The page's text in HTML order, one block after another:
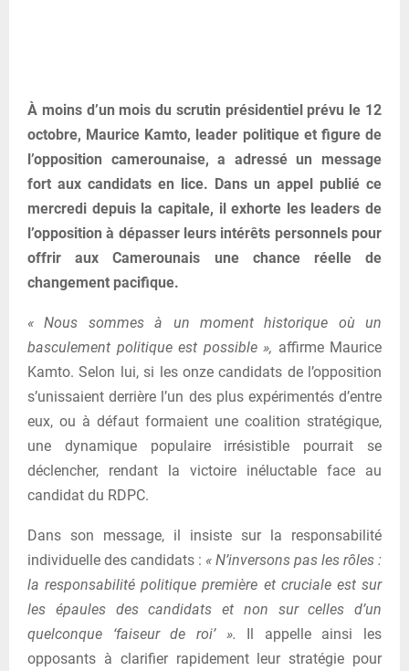
À moins d’un mois du scrutin présidentiel prévu le 12
octobre, Maurice Kamto, leader politique et figure de
l’opposition camerounaise, a adressé un message
fort aux candidats en lice. Dans un appel publié ce
mercredi depuis la capitale, il exhorte les leaders de
l’opposition à dépasser leurs intérêts personnels pour
offrir aux Camerounais une chance réelle de
changement pacifique.
« Nous sommes à un moment historique où un
basculement politique est possible », affirme Maurice
Kamto. Selon lui, si les onze candidats de l’opposition
s’unissaient derrière l’un des plus expérimentés d’entre
eux, ou à défaut formaient une coalition stratégique,
une dynamique populaire irrésistible pourrait se
déclencher, rendant la victoire inéluctable face au
candidat du RDPC.
Dans son message, il insiste sur la responsabilité
individuelle des candidats : « N’inversons pas les rôles :
la responsabilité politique première et cruciale est sur
les épaules des candidats et non sur celles d’un
quelconque ‘faiseur de roi’ ». Il appelle ainsi les
opposants à clarifier rapidement leur stratégie pour